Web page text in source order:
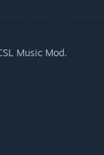
Music Mod.